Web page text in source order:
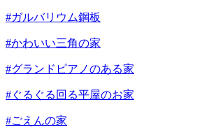
#ガルバリウム鋼板
#かわいい三角の家
#グランドピアノのある家
#ぐるぐる回る平屋のお家
#ごえんの家